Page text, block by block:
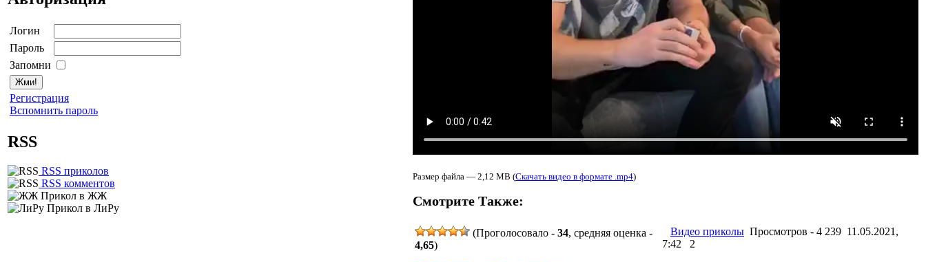
Логин
Пароль
Запомни
Регистрация
Вспомнить пароль
RSS
RSS приколов
RSS комментов
Прикол в ЖЖ
Прикол в ЛиРу
Размер файла — 2,12 MB (Скачать видео в формате .mp4)
Смотрите Также:
(Проголосовало - 34, средняя оценка -
4,65)
Видео приколы Просмотров - 4 239 11.05.2021,
7:42
2